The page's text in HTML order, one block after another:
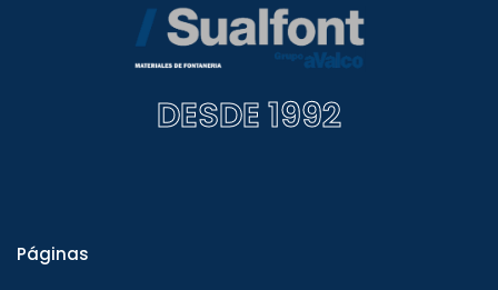
DESDE 1992
Páginas